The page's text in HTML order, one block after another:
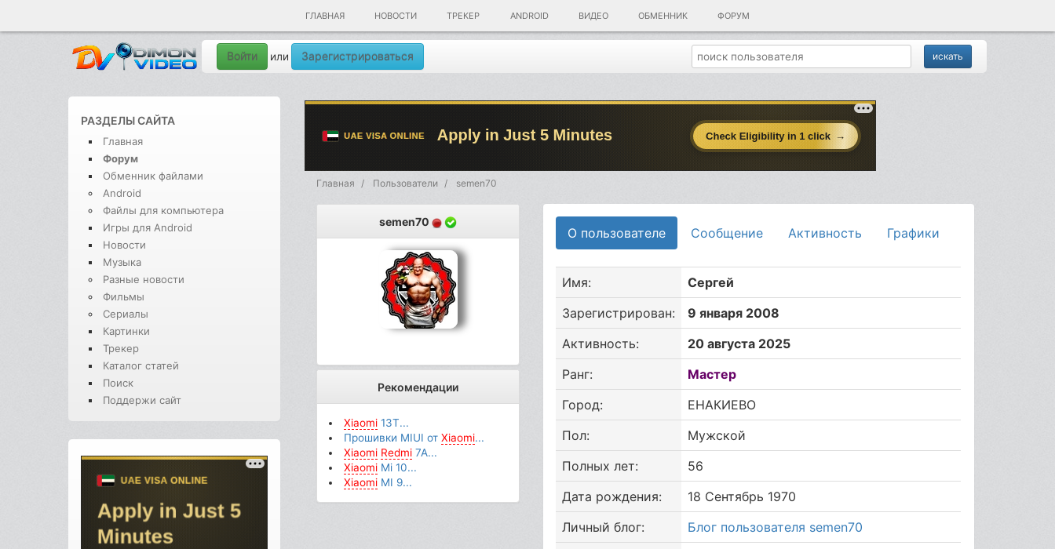
ГЛАВНАЯ НОВОСТИ ТРЕКЕР ANDROID ВИДЕО ОБМЕННИК ФОРУМ
Войти или Зарегистрироваться
РАЗДЕЛЫ САЙТА
Главная
Форум
Обменник файлами
Android
Файлы для компьютера
Игры для Android
Новости
Музыка
Разные новости
Фильмы
Сериалы
Картинки
Трекер
Каталог статей
Поиск
Поддержи сайт
Главная Пользователи semen70
semen70
Рекомендации
Xiaomi13T...
Прошивки MIUI от Xiaomi...
Xiaomi Redmi7A...
XiaomiMi 10...
XiaomiMI 9...
О пользователе Сообщение Активность Графики
Имя:
Сергей
Зарегистрирован:
9 января 2008
Активность:
20 августа 2025
Ранг:
Мастер
Город:
ЕНАКИЕВО
Пол:
Мужской
Полных лет:
56
Дата рождения:
18 Сентябрь 1970
Личный блог:
Блог пользователя semen70